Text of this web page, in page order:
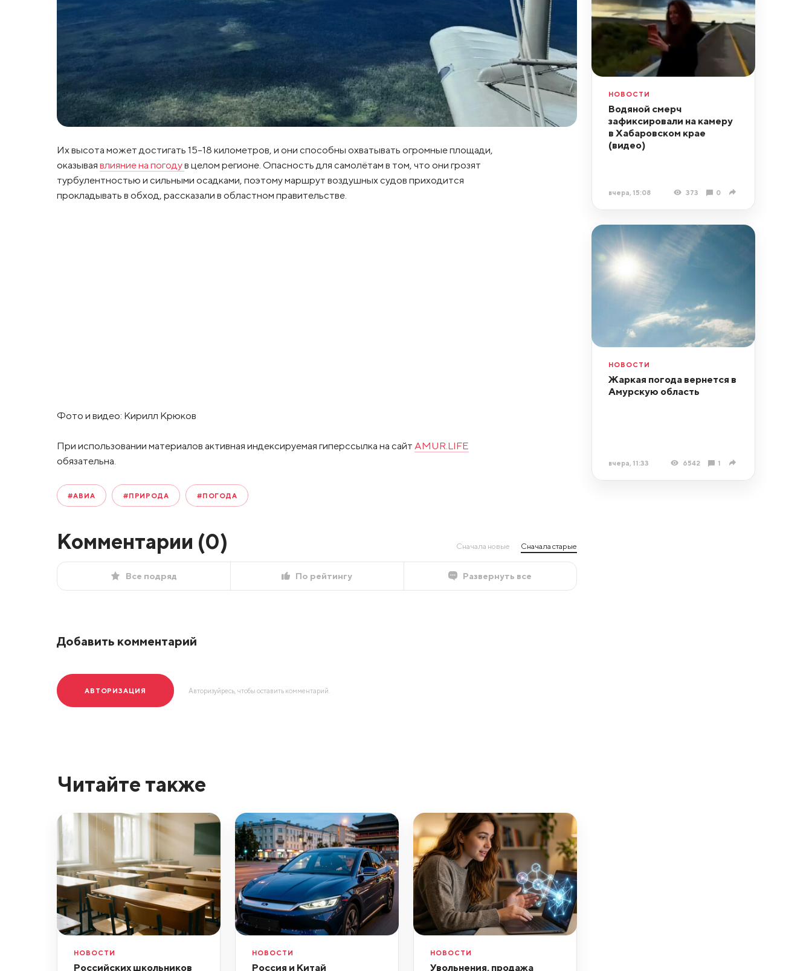
Их высота может достигать 15-18 километров, и они способны охватывать огромные площади,
оказывая влияние на погодув целом регионе. Опасность для самолётам в том, что они грозят
турбулентностью и сильными осадками, поэтому маршрут воздушных судов приходится
прокладывать в обход, рассказали в областном правительстве.
Фото и видео: Кирилл Крюков
При использовании материалов активная индексируемая гиперссылка на сайт AMUR.LIFE
обязательна.
#АВИА #ПРИРОДА #ПОГОДА
Комментарии (0) Сначала новые Сначала старые
Все подряд По рейтингу Развернуть все
Добавить комментарий
АВТОРИЗАЦИЯ Авторизуйресь, чтобы оставить комментарий.
НОВОСТИ
Водяной смерч
зафиксировали на камеру
в Хабаровском крае
(видео)
вчера, 15:08 373 0
НОВОСТИ
Жаркая погода вернется в
Амурскую область
вчера, 11:33 6542 1
Читайте также
НОВОСТИ
Российских школьников
НОВОСТИ
Россия и Китай
НОВОСТИ
Увольнения, продажа